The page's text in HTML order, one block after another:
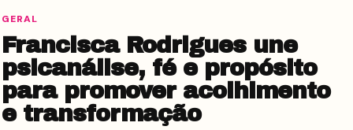
GERAL
Francisca Rodrigues une
psicanálise, fé e propósito
para promover acolhimento
e transformação